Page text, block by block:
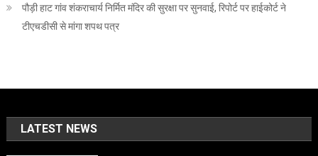
पौड़ी हाट गांव शंकराचार्य निर्मित मंदिर की सुरक्षा पर सुनवाई, रिपोर्ट पर हाईकोर्ट ने
टीएचडीसी से मांगा शपथ पत्र
LATEST NEWS